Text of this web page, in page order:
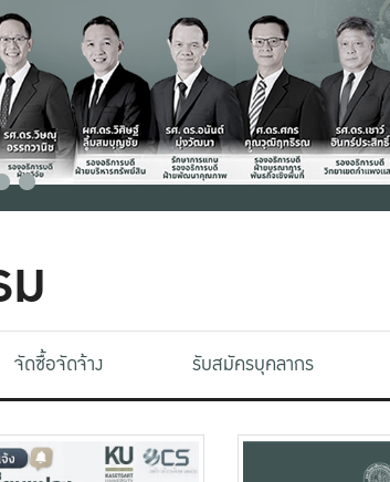
จัดซื้อจัดจ้าง รับสมัครบุคลากร